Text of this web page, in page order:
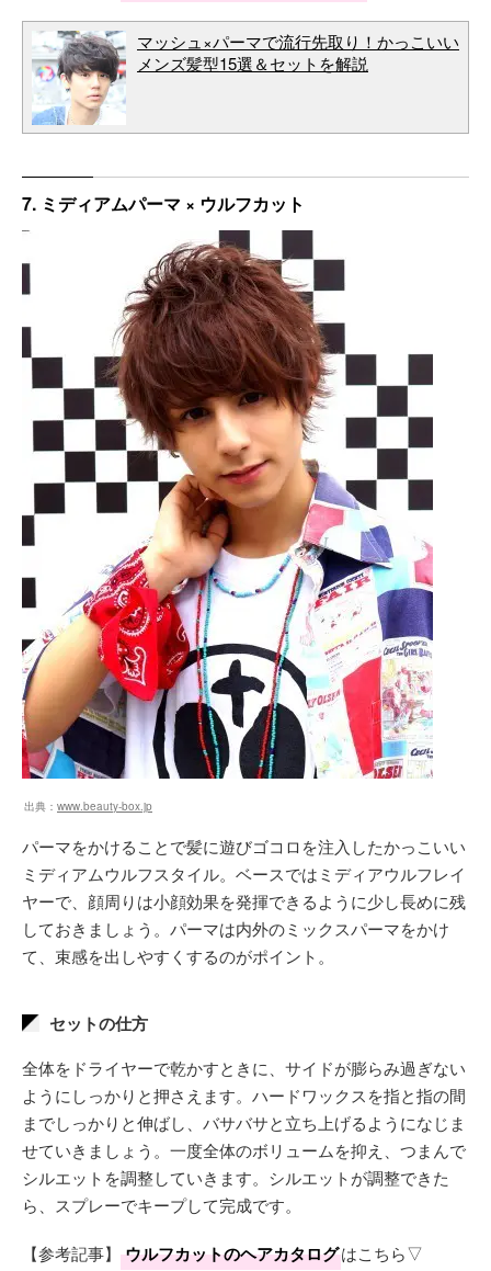
マッシュ×パーマで流行先取り！かっこいい
メンズ髪型15選＆セットを解説
7. ミディアムパーマ × ウルフカット
出典： www.beauty-box.jp
パーマをかけることで髪に遊びゴコロを注入したかっこいい
ミディアムウルフスタイル。ベースではミディアウルフレイ
ヤーで、顔周りは小顔効果を発揮できるように少し長めに残
しておきましょう。パーマは内外のミックスパーマをかけ
て、束感を出しやすくするのがポイント。
セットの仕方
全体をドライヤーで乾かすときに、サイドが膨らみ過ぎない
ようにしっかりと押さえます。ハードワックスを指と指の間
までしっかりと伸ばし、バサバサと立ち上げるようになじま
せていきましょう。一度全体のボリュームを抑え、つまんで
シルエットを調整していきます。シルエットが調整できた
ら、スプレーでキープして完成です。
【参考記事】 ウルフカットのヘアカタログはこちら▽